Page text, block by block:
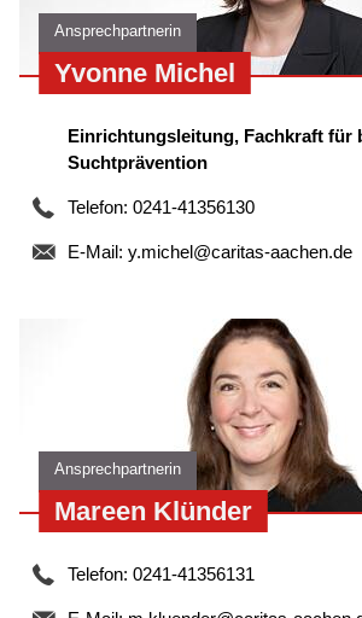
Ansprechpartnerin
Yvonne Michel
Einrichtungsleitung, Fachkraft für
Suchtprävention
Telefon: 0241-41356130
E-Mail: y.michel@caritas-aachen.de
Ansprechpartnerin
Mareen Klünder
Telefon: 0241-41356131